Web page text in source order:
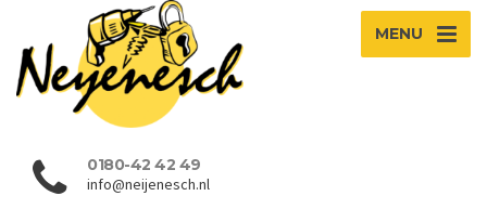
MENU
0180-42 42 49
info@neijenesch.nl